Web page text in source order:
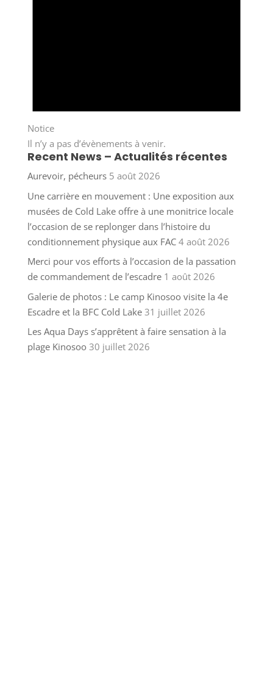
Notice
Il n’y a pas d’évènements à venir.
Recent News – Actualités récentes
Aurevoir, pécheurs 5 août 2026
Une carrière en mouvement : Une exposition aux
musées de Cold Lake offre à une monitrice locale
l’occasion de se replonger dans l’histoire du
conditionnement physique aux FAC 4 août 2026
Merci pour vos efforts à l’occasion de la passation
de commandement de l’escadre 1 août 2026
Galerie de photos : Le camp Kinosoo visite la 4e
Escadre et la BFC Cold Lake 31 juillet 2026
Les Aqua Days s’apprêtent à faire sensation à la
plage Kinosoo 30 juillet 2026